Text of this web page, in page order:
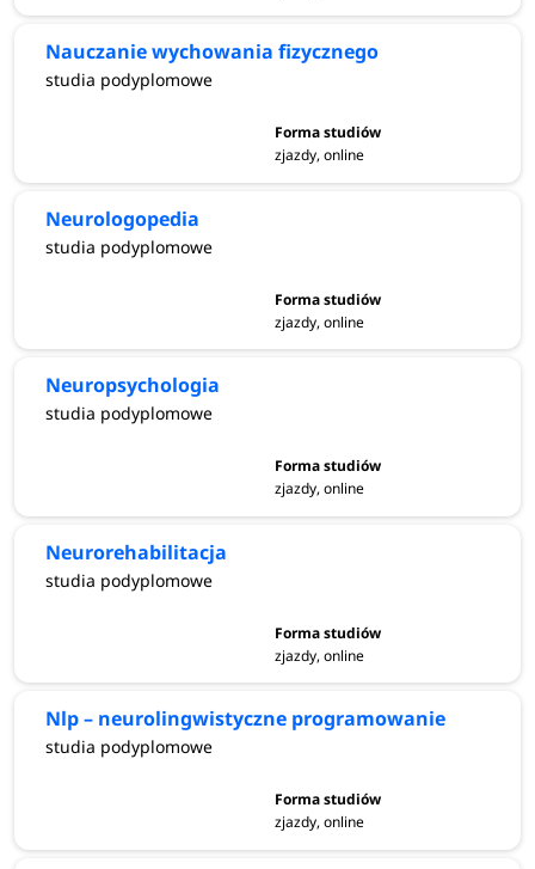
Nauczanie wychowania fizycznego
studia podyplomowe
zjazdy, online
Neurologopedia
studia podyplomowe
zjazdy, online
Neuropsychologia
studia podyplomowe
zjazdy, online
Neurorehabilitacja
studia podyplomowe
zjazdy, online
Nlp – neurolingwistyczne programowanie
studia podyplomowe
zjazdy, online